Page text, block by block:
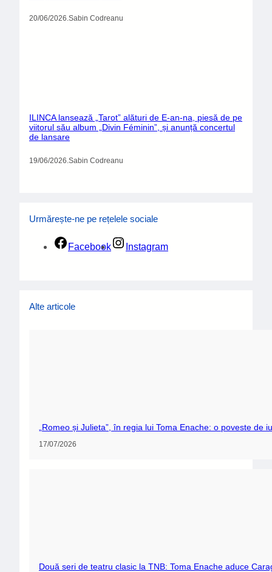
20/06/2026 Sabin Codreanu
ILINCA lansează „Tarot” alături de E-an-na, piesă de pe
viitorul său album „Divin Féminin”, și anunță concertul
de lansare
19/06/2026.Sabin Codreanu
Urmărește-ne pe rețelele sociale
Facebook Instagram
Alte articole
„Romeo și Julieta”, în regia lui Toma Enache: o poveste de
17/07/2026
Două seri de teatru clasic la TNB: Toma Enache aduce